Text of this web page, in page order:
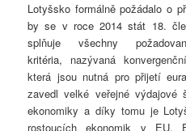
Lotyšsko formálně požádalo o
by se v roce 2014 stát 18.
splňuje všechny
kritéria, nazývaná
která jsou nutná pro přijetí
zavedl velké veřejné
ekonomiky a díky tomu je
rostoucích ekonomik v EU.